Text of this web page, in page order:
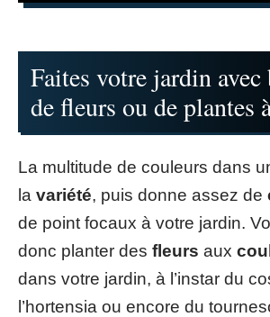
Faites votre jardin avec
de fleurs ou de plantes
La multitude de couleurs dans
la variété, puis donne assez de
de point focaux à votre jardin.
donc planter des fleurs aux
dans votre jardin, à l’instar du
l’hortensia ou encore du